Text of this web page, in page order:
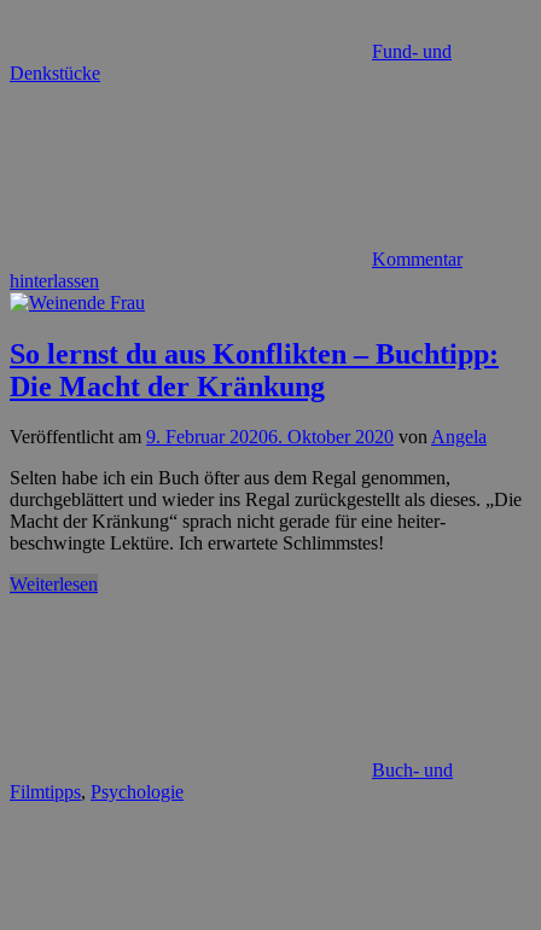
Fund- und
Denkstücke
Kommentar
hinterlassen
So lernst du aus Konflikten – Buchtipp:
Die Macht der Kränkung
Veröffentlicht am 9. Februar 20206. Oktober 2020 vonAngela
Selten habe ich ein Buch öfter aus dem Regal genommen,
durchgeblättert und wieder ins Regal zurückgestellt als dieses. „Die
Macht der Kränkung“ sprach nicht gerade für eine heiter-
beschwingte Lektüre. Ich erwartete Schlimmstes!
Weiterlesen
Buch- und
Filmtipps, Psychologie